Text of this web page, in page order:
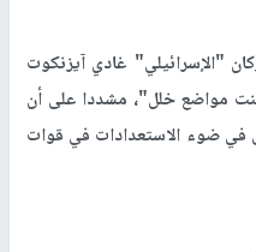
"الإسرائيلي" غادي آيزنكوت
مواضع خلل"، مشددا على أن
ضوء الاستعدادات في قوات